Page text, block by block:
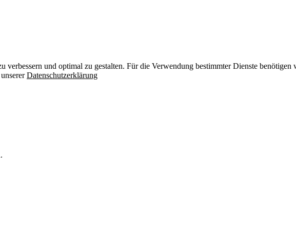
verbessern und optimal zu gestalten. Für die Verwendung bestimmter Dienste
Datenschutzerklärung